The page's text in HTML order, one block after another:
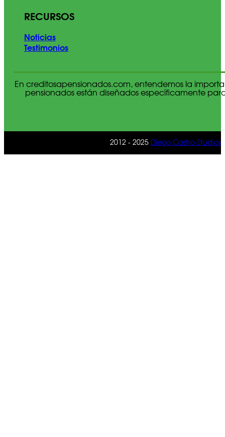
RECURSOS
Noticias
Testimonios
En creditosapensionados.com, entendemos la
pensionados están diseñados específicamente
2012 - 2025 Diego Castro Studios|